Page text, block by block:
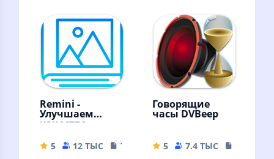
Remini -
Улучшаем
качество
5 12 ТЫС
79.19 MB
Говорящие
часы DVBeep
5 7.4 ТЫС